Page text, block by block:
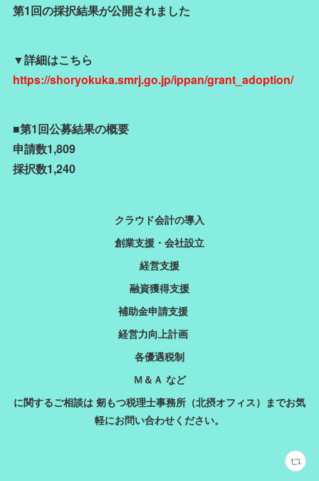
第1回の採択結果が公開されました
▼詳細はこちら
https://shoryokuka.smrj.go.jp/ippan/grant_adoption/
■第1回公募結果の概要
申請数1,809
採択数1,240
クラウド会計の導入
創業支援・会社設立
経営支援
融資獲得支援
補助金申請支援
経営力向上計画
各優遇税制
Ｍ＆Ａ など
に関するご相談は 剱もつ税理士事務所（北摂オフィス）までお気
軽にお問い合わせください。